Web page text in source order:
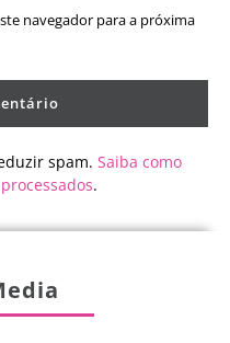
navegador para a próxima
spam. Saiba como
.